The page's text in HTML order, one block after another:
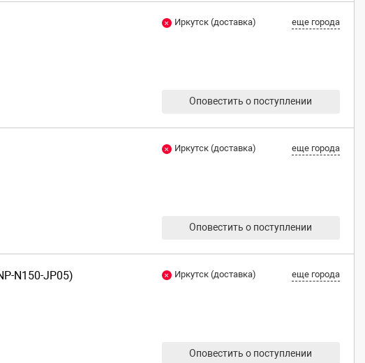
Иркутск (доставка) еще города
Оповестить о поступлении
Иркутск (доставка) еще города
Оповестить о поступлении
N150-JP05) Иркутск (доставка) еще города
Оповестить о поступлении